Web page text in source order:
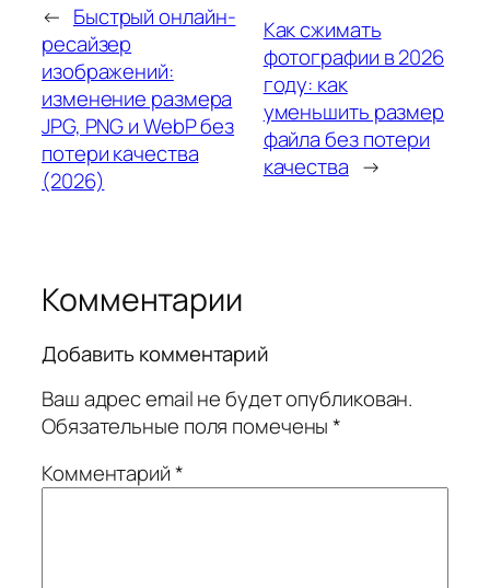
← Быстрый онлайн-
ресайзер
изображений:
изменение размера
JPG, PNG и WebP без
потери качества
(2026)
Как сжимать
фотографии в 2026
году: как
уменьшить размер
файла без потери
качества →
Комментарии
Добавить комментарий
Ваш адрес email не будет опубликован.
Обязательные поля помечены*
Комментарий*